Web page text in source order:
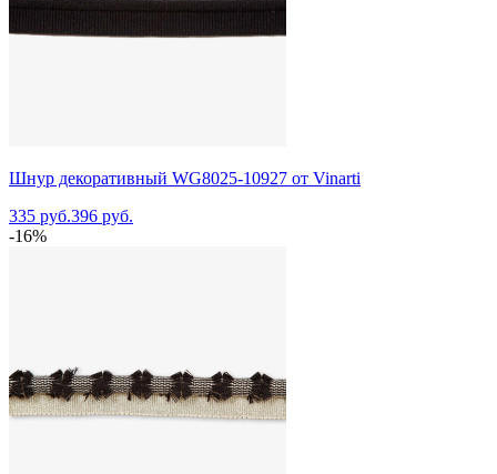
Шнур декоративный WG8025-10927 от Vinarti
335 руб.396 руб.
-16%